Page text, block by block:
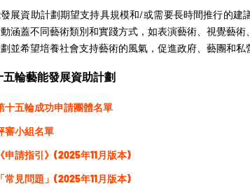
展資助計劃期望支持具規模和/或需要長時間推行的建
涵蓋不同藝術類別和實踐方式，如表演藝術、視覺藝
並希望培養社會支持藝術的風氣，促進政府、藝團和
五輪藝能發展資助計劃
十五輪成功申請團體名單
審小組名單
申請指引》(2025年11月版本)
常見問題」(2025年11月版本)